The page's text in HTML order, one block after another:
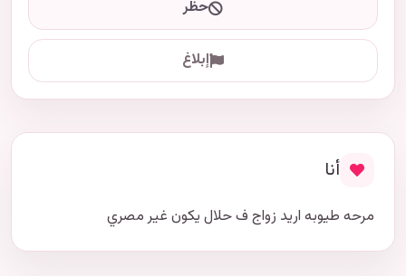
حظر
إبلاغ
أنا
مرحه طيوبه اريد زواج ف حلال يكون غير مصري